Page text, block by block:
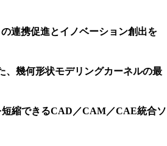
連携促進とイノベーション創出を
、幾何形状モデリングカーネルの最
縮できるCAD／CAM／CAE統合ソ